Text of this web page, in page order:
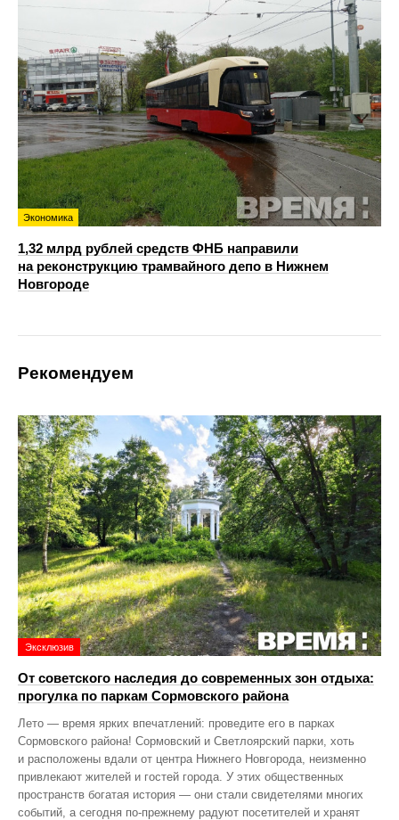
Экономика
1,32 млрд рублей средств ФНБ направили
на реконструкцию трамвайного депо в Нижнем
Новгороде
Рекомендуем
Эксклюзив
От советского наследия до современных зон отдыха:
прогулка по паркам Сормовского района
Лето — время ярких впечатлений: проведите его в парках
Сормовского района! Сормовский и Светлоярский парки, хоть
и расположены вдали от центра Нижнего Новгорода, неизменно
привлекают жителей и гостей города. У этих общественных
пространств богатая история — они стали свидетелями многих
событий, а сегодня по‑прежнему радуют посетителей и хранят